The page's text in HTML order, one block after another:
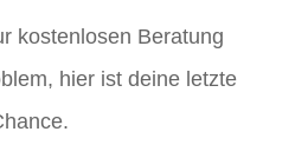
kostenlosen Beratung
hier ist deine letzte